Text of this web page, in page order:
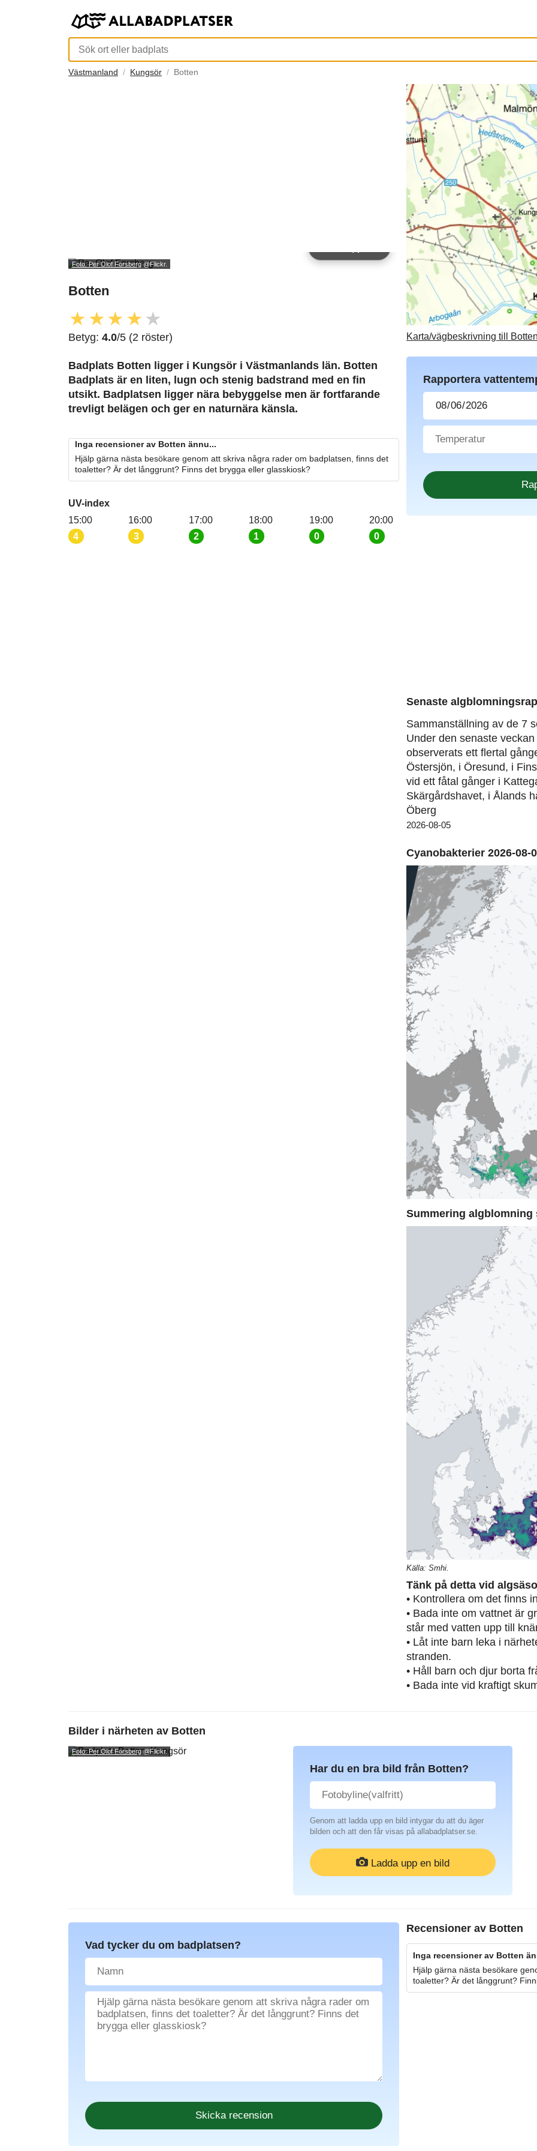
Västmanland Kungsör Botten
Foto: Per Olof Forsberg@Flickr.
Botten
★ ★★ ★ ★
Betyg: 4.0/5 (2 röster)
Badplats Botten ligger i Kungsör i Västmanlands län. Botten
Badplats är en liten, lugn och stenig badstrand med en fin
utsikt. Badplatsen ligger nära bebyggelse men är fortfarande
trevligt belägen och ger en naturnära känsla.
Inga recensioner av Botten ännu...
Hjälp gärna nästa besökare genom att skriva några rader om badplatsen, finns det
toaletter? Är det långgrunt? Finns det brygga eller glasskiosk?
UV-index
15:00
4
16:00
3
17:00
2
18:00
1
19:00
0
20:00
0
Karta/vägbeskrivning till
Rapportera
Senaste
Sammanställning av de 7
Under den senaste
observerats ett flertal
Östersjön, i Öresund, i
vid ett fåtal gånger i
Skärgårdshavet, i Ålands
Öberg
2026-08-05
Cyanobakterier 2026-08-
Summering algblomning
Källa: Smhi.
Tänk på detta vid
• Kontrollera om det finns
• Bada inte om vattnet är
står med vatten upp till
• Låt inte barn leka i
stranden.
• Håll barn och djur borta
• Bada inte vid kraftigt
Bilder i närheten av Botten
Foto: Per Olof Forsberg@Flickr.
Har du en bra bild från Botten?
Genom att ladda upp en bild intygar du att du äger
bilden och att den får visas på allabadplatser.se.
Ladda upp en bild
Recensioner av Botten
Inga recensioner av Botten
Hjälp gärna nästa besökare
toaletter? Är det långgrunt?
Vad tycker du om badplatsen?